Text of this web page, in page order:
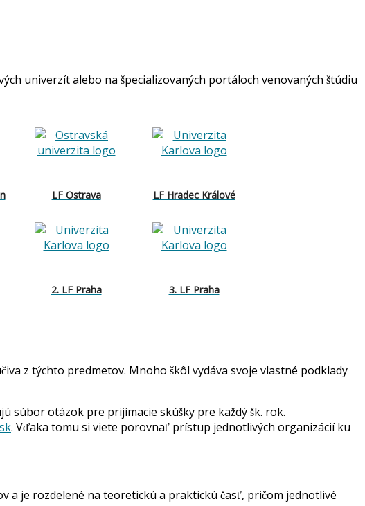
univerzít alebo na špecializovaných portáloch venovaných štúdiu
LF Ostrava LF Hradec Králové
2. LF Praha 3. LF Praha
z týchto predmetov. Mnoho škôl vydáva svoje vlastné podklady
súbor otázok pre prijímacie skúšky pre každý šk. rok.
. Vďaka tomu si viete porovnať prístup jednotlivých organizácií ku
a je rozdelené na teoretickú a praktickú časť, pričom jednotlivé